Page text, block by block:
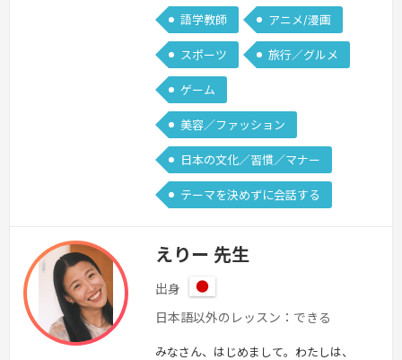
語学教師 アニメ/漫画
スポーツ 旅行／グルメ
ゲーム
美容／ファッション
日本の文化／習慣／マナー
テーマを決めずに会話する
えりー 先生
出身
日
本
日本語以外のレッスン：できる
みなさん、はじめまして。わたしは、